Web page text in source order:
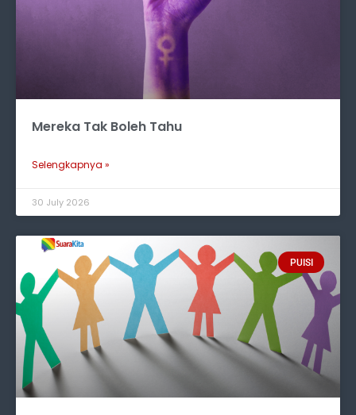
Mereka Tak Boleh Tahu
Selengkapnya »
30 July 2026
PUISI